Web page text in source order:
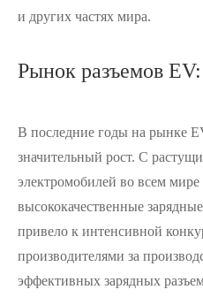
и других частях мира.
Рынок разъемов
В последние годы на рынке
значительный рост. С
электромобилей во всем мире
высококачественные
привело к интенсивной
производителями за
эффективных зарядных